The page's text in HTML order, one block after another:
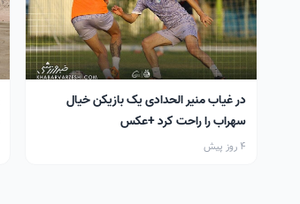
در غیاب منیر الحدادی یک بازیکن خیال
سهراب را راحت کرد +عکس
4 روز پیش